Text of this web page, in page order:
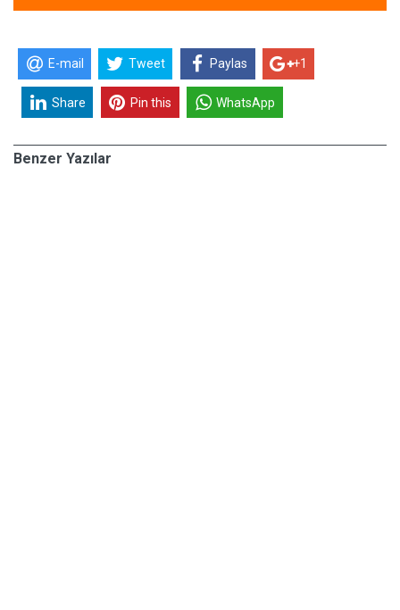
E-mail Tweet Paylas +1
Share Pin this WhatsApp
Benzer Yazılar